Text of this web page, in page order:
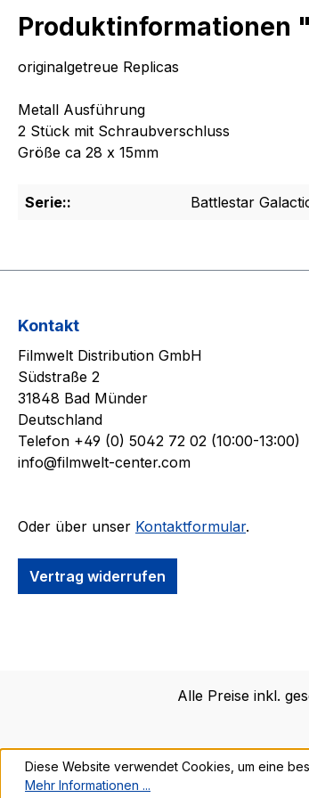
Produktinformationen
originalgetreue Replicas
Metall Ausführung
2 Stück mit Schraubverschluss
Größe ca 28 x 15mm
Serie:: Battlestar
Kontakt
Filmwelt Distribution GmbH
Südstraße 2
31848 Bad Münder
Deutschland
Telefon +49 (0) 5042 72 02 (10:00-13:00)
info@filmwelt-center.com
Oder über unser Kontaktformular.
Vertrag widerrufen
Alle Preise inkl.
Diese Website verwendet Cookies, um eine
Mehr Informationen ...